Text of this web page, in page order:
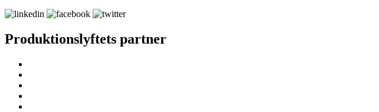
Produktionslyftets partner